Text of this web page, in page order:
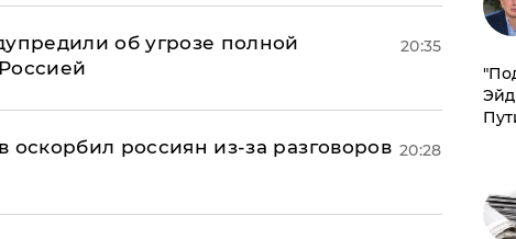
об угрозе полной
20:35
оскорбил россиян из-за разговоров 20:28